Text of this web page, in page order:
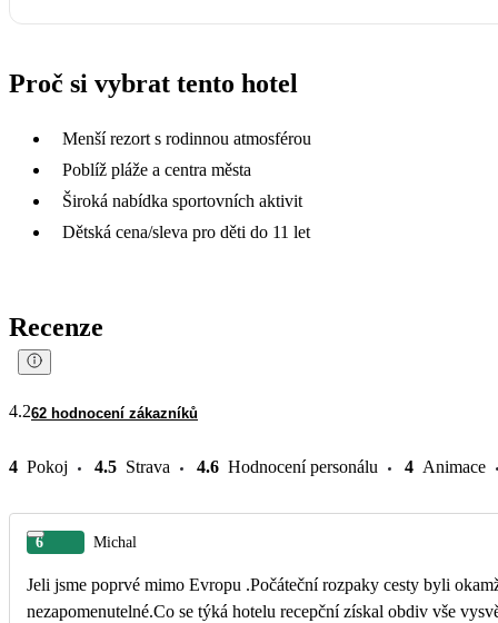
Proč si vybrat tento hotel
Menší rezort s rodinnou atmosférou
Poblíž pláže a centra města
Široká nabídka sportovních aktivit
Dětská cena/sleva pro děti do 11 let
Recenze
4.262 hodnocení zákazníků
4 Pokoj 4.5 Strava 4.6 Hodnocení personálu 4 Animace
6 Michal
Jeli jsme poprvé mimo Evropu .Počáteční rozpaky cesty byli
nezapomenutelné.Co se týká hotelu recepční získal obdiv vše